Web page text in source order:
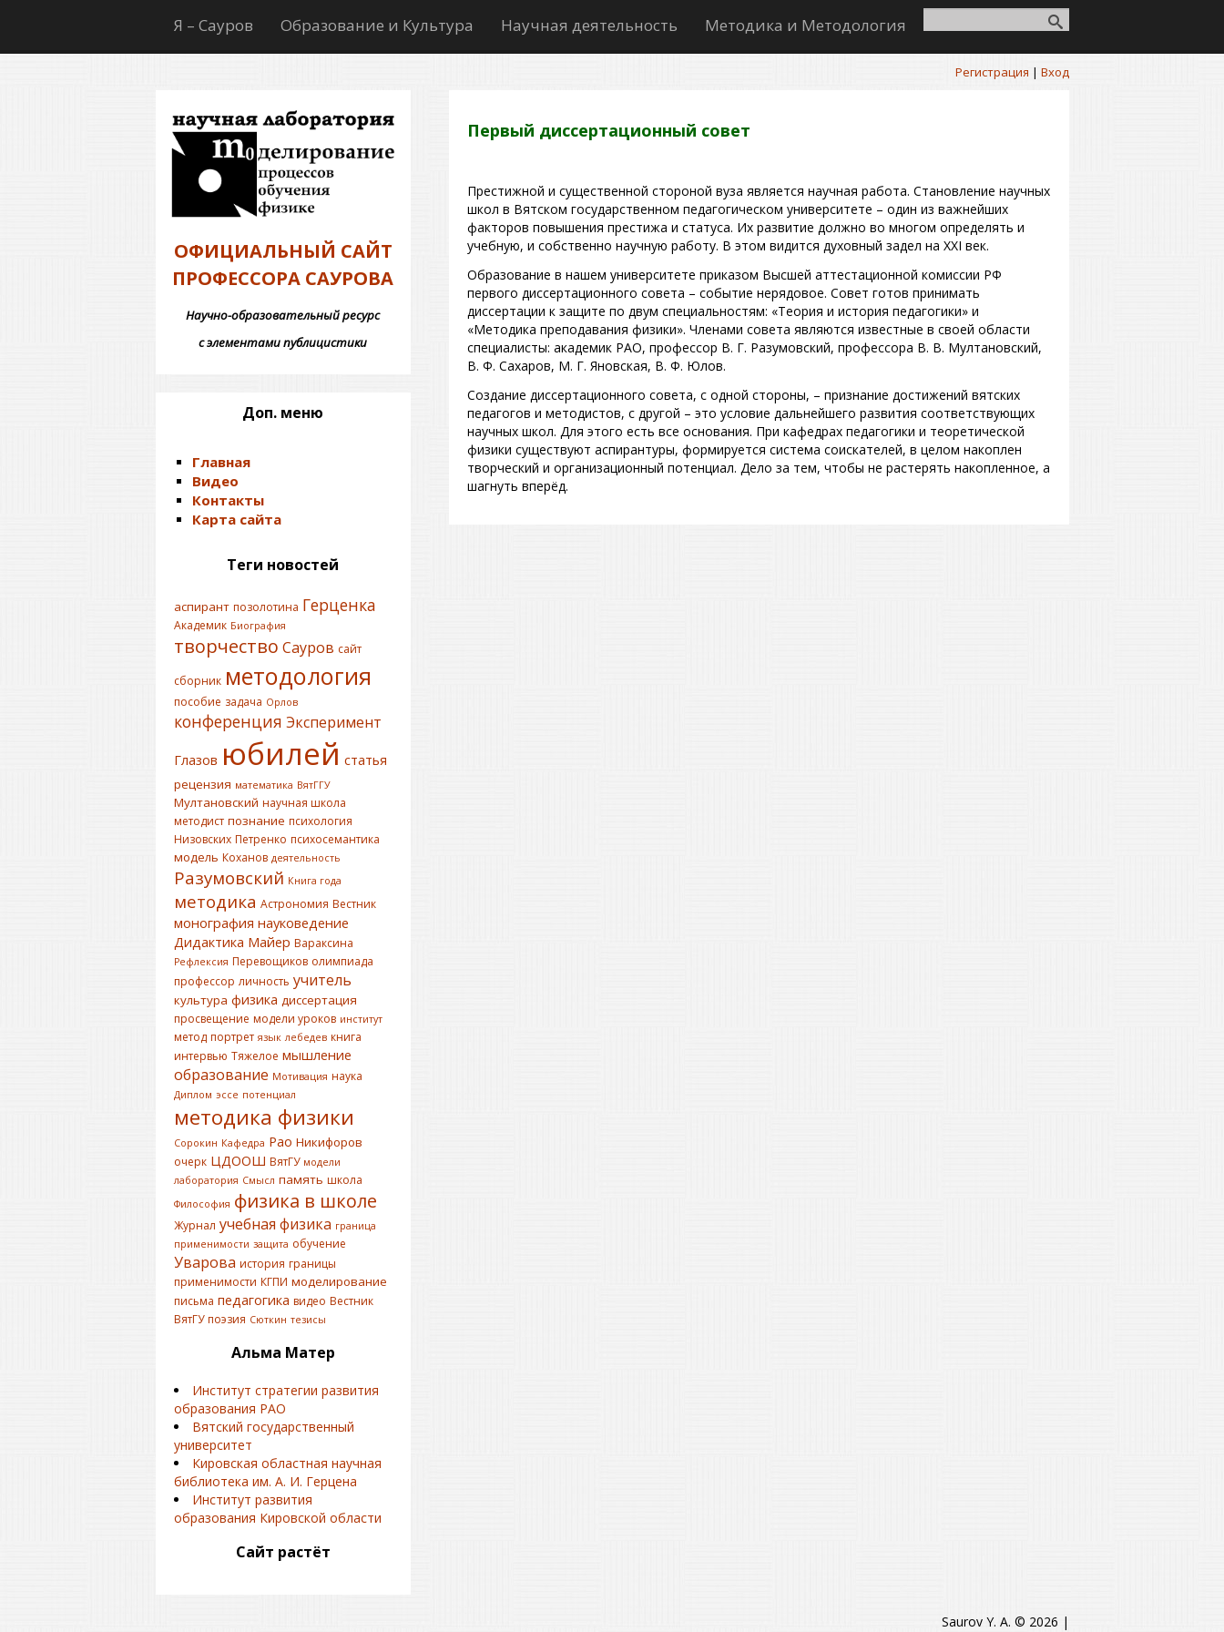
Я – Сауров Образование и Культура Научная деятельность Методика и Методология
Регистрация | Вход
ОФИЦИАЛЬНЫЙ САЙТ
ПРОФЕССОРА САУРОВА
Научно-образовательный ресурс
с элементами публицистики
Первый диссертационный совет
Престижной и существенной стороной вуза является научная работа. Становление научных
школ в Вятском государственном педагогическом университете – один из важнейших
факторов повышения престижа и статуса. Их развитие должно во многом определять и
учебную, и собственно научную работу. В этом видится духовный задел на XXI век.
Образование в нашем университете приказом Высшей аттестационной комиссии РФ
первого диссертационного совета – событие нерядовое. Совет готов принимать
диссертации к защите по двум специальностям: «Теория и история педагогики» и
«Методика преподавания физики». Членами совета являются известные в своей области
специалисты: академик РАО, профессор В. Г. Разумовский, профессора В. В. Мултановский,
В. Ф. Сахаров, М. Г. Яновская, В. Ф. Юлов.
Создание диссертационного совета, с одной стороны, – признание достижений вятских
педагогов и методистов, с другой – это условие дальнейшего развития соответствующих
научных школ. Для этого есть все основания. При кафедрах педагогики и теоретической
физики существуют аспирантуры, формируется система соискателей, в целом накоплен
творческий и организационный потенциал. Дело за тем, чтобы не растерять накопленное, а
шагнуть вперёд.
Доп. меню
Главная
Видео
Контакты
Карта сайта
Теги новостей
аспирант позолотина Герценка
Академик Биография
творчество Сауров сайт
сборник методология
пособие задача Орлов
конференция Эксперимент
Глазов юбилей статья
рецензия математика ВятГГУ
Мултановский научная школа
методист познание психология
Низовских Петренко психосемантика
модель Коханов деятельность
Разумовский Книга года
методика Астрономия Вестник
монография науковедение
Дидактика Майер Вараксина
Рефлексия Перевощиков олимпиада
профессор личность учитель
культура физика диссертация
просвещение модели уроков институт
метод портрет язык лебедев книга
интервью Тяжелое мышление
образование Мотивация наука
Диплом эссе потенциал
методика физики
Сорокин Кафедра Рао Никифоров
очерк ЦДООШ ВятГУ модели
лаборатория Смысл память школа
Философия физика в школе
Журнал учебная физика граница
применимости защита обучение
Уварова история границы
применимости КГПИ моделирование
письма педагогика видео Вестник
ВятГУ поэзия Сюткин тезисы
Альма Матер
Институт стратегии развития
образования РАО
Вятский государственный
университет
Кировская областная научная
библиотека им. А. И. Герцена
Институт развития
образования Кировской области
Сайт растёт
Saurov Y. A. © 2026 |